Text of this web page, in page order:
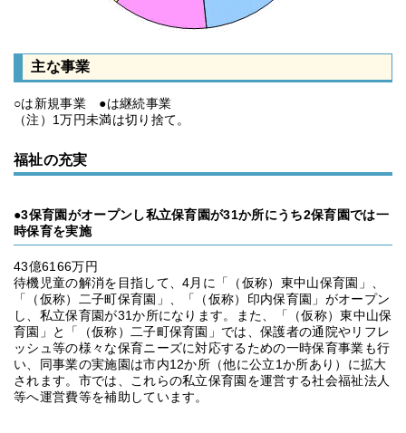
主な事業
○は新規事業 ●は継続事業
（注）1万円未満は切り捨て。
福祉の充実
●3保育園がオープンし私立保育園が31か所にうち2保育園では一
時保育を実施
43億6166万円
待機児童の解消を目指して、4月に「（仮称）東中山保育園」、
「（仮称）二子町保育園」、「（仮称）印内保育園」がオープン
し、私立保育園が31か所になります。また、「（仮称）東中山保
育園」と「（仮称）二子町保育園」では、保護者の通院やリフレ
ッシュ等の様々な保育ニーズに対応するための一時保育事業も行
い、同事業の実施園は市内12か所（他に公立1か所あり）に拡大
されます。市では、これらの私立保育園を運営する社会福祉法人
等へ運営費等を補助しています。